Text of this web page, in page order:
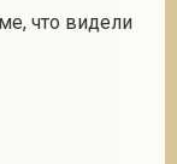
что видели